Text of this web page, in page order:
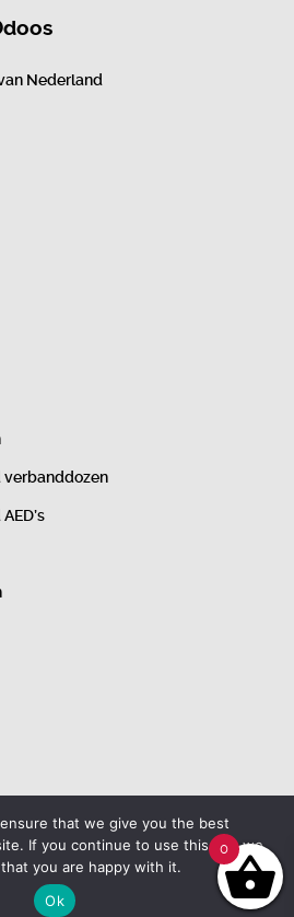
Nederland
0
that we give you the best
If you continue to use this site we
you are happy with it.
Ok